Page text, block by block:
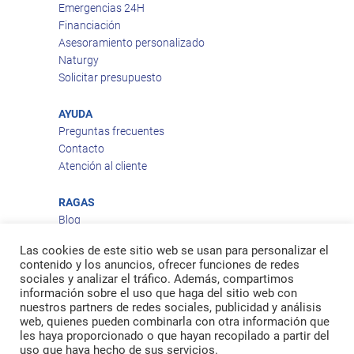
Emergencias 24H
Financiación
Asesoramiento personalizado
Naturgy
Solicitar presupuesto
AYUDA
Preguntas frecuentes
Contacto
Atención al cliente
RAGAS
Blog
Política de privacidad
Política de cookies
Política de envío
Política de devoluciones
Las cookies de este sitio web se usan para personalizar el
contenido y los anuncios, ofrecer funciones de redes
sociales y analizar el tráfico. Además, compartimos
información sobre el uso que haga del sitio web con
nuestros partners de redes sociales, publicidad y análisis
web, quienes pueden combinarla con otra información que
les haya proporcionado o que hayan recopilado a partir del
uso que haya hecho de sus servicios.